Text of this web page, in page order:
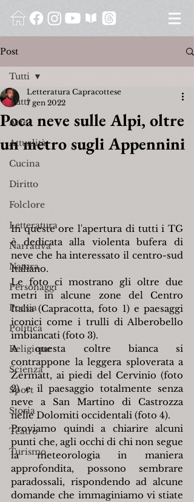
Post
Tutti
Arte
Attualità
Cucina
Diritto
Folclore
Letteratura
Narrativa
Natura
Personaggi
Poesia
Politica
Religione
Scienza
Sport
Storia
Teatro
Turismo
Tutti
Poca neve sulle Alpi, oltre
un metro sugli Appennini
Letteratura Capracottese
7 gen 2022
In queste ore l'apertura di tutti i TG
è dedicata alla violenta bufera di
neve che ha interessato il centro-sud
Italiano.
Le foto ci mostrano gli oltre due
metri in alcune zone del Centro
Italia (Capracotta, foto 1) e paesaggi
iconici come i trulli di Alberobello
imbiancati (foto 3).
A questa coltre bianca si
contrappone la leggera sploverata a
Zermatt, ai piedi del Cervinio (foto
2) e il paesaggio totalmente senza
neve a San Martino di Castrozza
nelle Dolomiti occidentali (foto 4).
Proviamo quindi a chiarire alcuni
punti che, agli occhi di chi non segue
la meteorologia in maniera
approfondita, possono sembrare
paradossali, rispondendo ad alcune
domande che immaginiamo vi stiate